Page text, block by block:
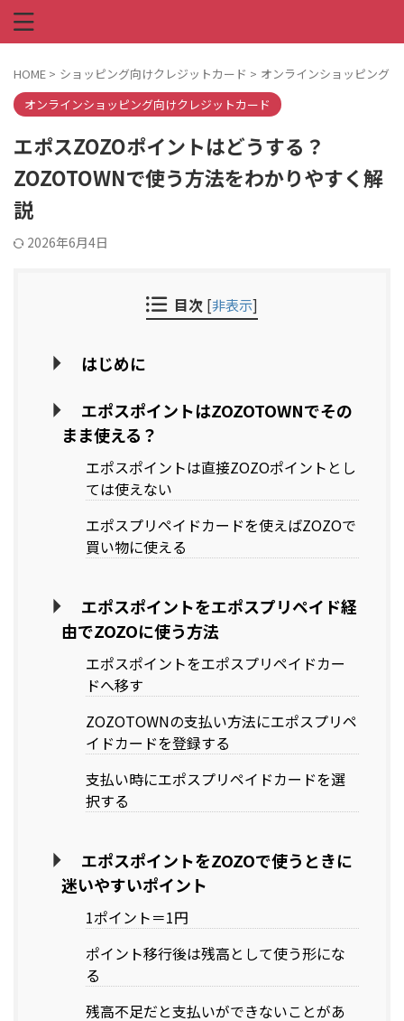
HOME > ショッピング向けクレジットカード > オンラインショッピング
オンラインショッピング向けクレジットカード
エポスZOZOポイントはどうする？
ZOZOTOWNで使う方法をわかりやすく解
説
2026年6月4日
目次 [非表示]
はじめに
エポスポイントはZOZOTOWNでその
まま使える？
エポスポイントは直接ZOZOポイントとし
ては使えない
エポスプリペイドカードを使えばZOZOで
買い物に使える
エポスポイントをエポスプリペイド経
由でZOZOに使う方法
エポスポイントをエポスプリペイドカー
ドへ移す
ZOZOTOWNの支払い方法にエポスプリペ
イドカードを登録する
支払い時にエポスプリペイドカードを選
択する
エポスポイントをZOZOで使うときに
迷いやすいポイント
1ポイント＝1円
ポイント移行後は残高として使う形にな
る
残高不足だと支払いができないことがあ